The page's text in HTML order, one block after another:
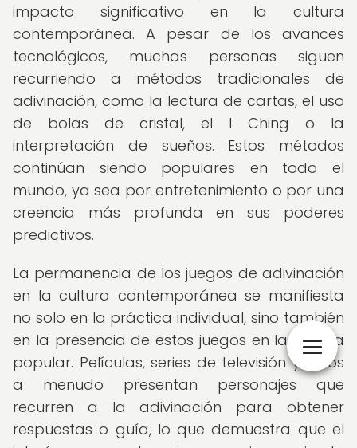
impacto significativo en la cultura
contemporánea. A pesar de los avances
tecnológicos, muchas personas siguen
recurriendo a métodos tradicionales de
adivinación, como la lectura de cartas, el uso
de bolas de cristal, el I Ching o la
interpretación de sueños. Estos métodos
continúan siendo populares en todo el
mundo, ya sea por entretenimiento o por una
creencia más profunda en sus poderes
predictivos.
La permanencia de los juegos de adivinación
en la cultura contemporánea se manifiesta
no solo en la práctica individual, sino también
en la presencia de estos juegos en la cultura
popular. Películas, series de televisión y libros
a menudo presentan personajes que
recurren a la adivinación para obtener
respuestas o guía, lo que demuestra que el